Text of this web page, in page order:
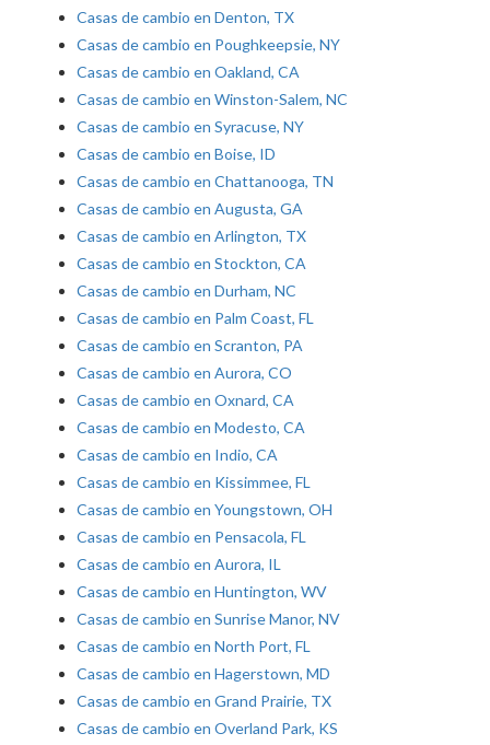
Casas de cambio en Denton, TX
Casas de cambio en Poughkeepsie, NY
Casas de cambio en Oakland, CA
Casas de cambio en Winston-Salem, NC
Casas de cambio en Syracuse, NY
Casas de cambio en Boise, ID
Casas de cambio en Chattanooga, TN
Casas de cambio en Augusta, GA
Casas de cambio en Arlington, TX
Casas de cambio en Stockton, CA
Casas de cambio en Durham, NC
Casas de cambio en Palm Coast, FL
Casas de cambio en Scranton, PA
Casas de cambio en Aurora, CO
Casas de cambio en Oxnard, CA
Casas de cambio en Modesto, CA
Casas de cambio en Indio, CA
Casas de cambio en Kissimmee, FL
Casas de cambio en Youngstown, OH
Casas de cambio en Pensacola, FL
Casas de cambio en Aurora, IL
Casas de cambio en Huntington, WV
Casas de cambio en Sunrise Manor, NV
Casas de cambio en North Port, FL
Casas de cambio en Hagerstown, MD
Casas de cambio en Grand Prairie, TX
Casas de cambio en Overland Park, KS